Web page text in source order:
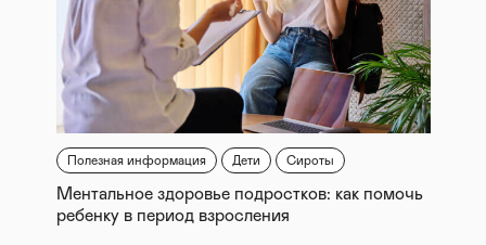
Полезная информация Дети Сироты
Ментальное здоровье подростков: как помочь
ребенку в период взросления